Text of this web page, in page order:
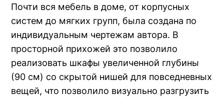
Почти вся мебель в доме, от корпусных
систем до мягких групп, была создана по
индивидуальным чертежам автора. В
просторной прихожей это позволило
реализовать шкафы увеличенной глубины
(90 см) со скрытой нишей для повседневных
вещей, что позволило визуально разгрузить